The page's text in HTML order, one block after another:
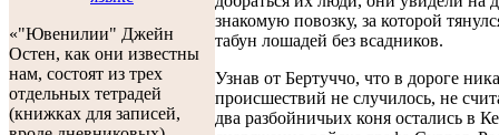
«"Ювенилии" Джейн
Остен, как они известны
нам, состоят из трех
отдельных тетрадей
(книжках для записей,
знакомую повозку, за которой
табун лошадей без всадников.
Узнав от Бертуччо, что в дороге
происшествий не случилось, не
два разбойничьих коня остались в